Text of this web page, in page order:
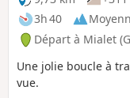
3h 40
Départ à Mialet
Une jolie boucle à
vue.